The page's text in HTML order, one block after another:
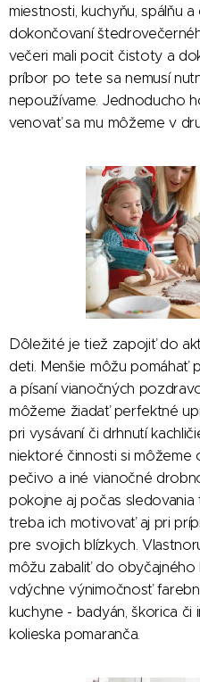
miestnosti, kuchyňu, spálňu
dokončovaní
večeri mali pocit čistoty a
príbor po tete sa nemusí
nepoužívame. Jednoducho
venovať sa mu môžeme v
Dôležité je tiež zapojiť do
deti. Menšie môžu pomáhať
a písaní vianočných
môžeme žiadať perfektné
pri vysávaní či drhnutí
niektoré činnosti si môžeme
pečivo a iné vianočné
pokojne aj počas
treba ich motivovať aj pri
pre svojich blízkych.
môžu zabaliť do
vdýchne výnimočnosť
kuchyne - badyán, škorica či
kolieska pomaranča.